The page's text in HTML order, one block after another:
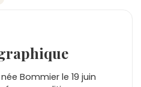
Bommier le 19 juin